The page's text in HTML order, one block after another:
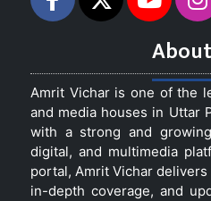
Amrit Vichar is one of the
and media houses in Uttar
with a strong and
digital, and multimedia
portal, Amrit Vichar
in-depth coverage, and